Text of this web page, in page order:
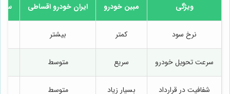
ویژگی مبین خودرو ایران خودرو اقساطی
نرخ سود کمتر بیشتر
سرعت تحویل خودرو سریع متوسط
شفافیت در قرارداد بسیار زیاد متوسط